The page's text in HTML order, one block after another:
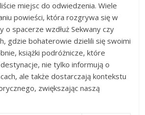
miejsc do odwiedzenia. Wiele
powieści, która rozgrywa się w
o spacerze wzdłuż Sekwany czy
gdzie bohaterowie dzielili się swoimi
książki podróżnicze, które
nie tylko informują o
ale także dostarczają kontekstu
zwiększając naszą